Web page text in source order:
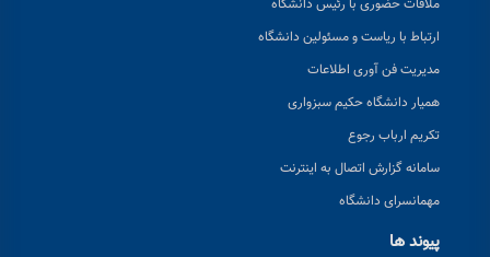
ملاقات حضوری با رئیس دانشگاه
ارتباط با ریاست و مسئولین دانشگاه
مدیریت فن آوری اطلاعات
همیار دانشگاه حکیم سبزواری
تکریم ارباب رجوع
سامانه گزارش اتصال به اینترنت
مهمانسرای دانشگاه
پیوند ها